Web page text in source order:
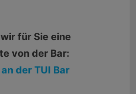
für Sie eine
von der Bar:
an der TUI Bar